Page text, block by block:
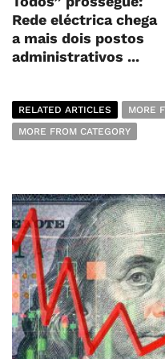
Rede eléctrica chega
a mais dois postos
administrativos ...
RELATED ARTICLES
MORE
MORE FROM CATEGORY